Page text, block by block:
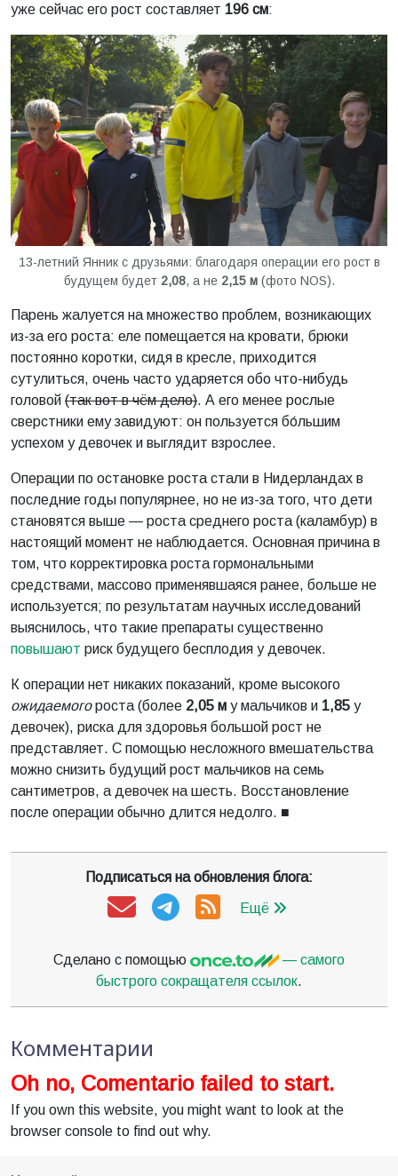
уже сейчас его рост составляет 196 см:
13-летний Янник с друзьями: благодаря операции его рост в
будущем будет 2,08, а не 2,15 м(фото NOS).
Парень жалуется на множество проблем, возникающих
из-за его роста: еле помещается на кровати, брюки
постоянно коротки, сидя в кресле, приходится
сутулиться, очень часто ударяется обо что-нибудь
головой (так вот в чём дело). А его менее рослые
сверстники ему завидуют: он пользуется бо́льшим
успехом у девочек и выглядит взрослее.
Операции по остановке роста стали в Нидерландах в
последние годы популярнее, но не из-за того, что дети
становятся выше — роста среднего роста (каламбур) в
настоящий момент не наблюдается. Основная причина в
том, что корректировка роста гормональными
средствами, массово применявшаяся ранее, больше не
используется; по результатам научных исследований
выяснилось, что такие препараты существенно
повышают риск будущего бесплодия у девочек.
К операции нет никаких показаний, кроме высокого
ожидаемогороста (более 2,05 м у мальчиков и 1,85 у
девочек), риска для здоровья большой рост не
представляет. С помощью несложного вмешательства
можно снизить будущий рост мальчиков на семь
сантиметров, а девочек на шесть. Восстановление
после операции обычно длится недолго. ■
Подписаться на обновления блога:
Ещё
Сделано с помощью
— самого
быстрого сокращателя ссылок.
Комментарии
Oh no, Comentario failed to start.
If you own this website, you might want to look at the
browser console to find out why.